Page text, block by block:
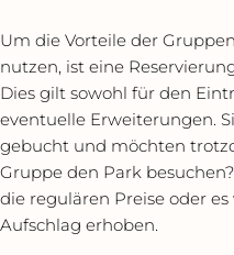
Um die Vorteile der
nutzen, ist eine
Dies gilt sowohl für den
eventuelle Erweiterungen.
gebucht und möchten
Gruppe den Park
die regulären Preise oder
Aufschlag erhoben.